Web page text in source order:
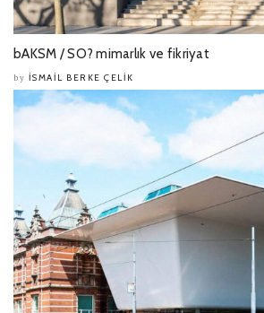
bAKSM / SO? mimarlık ve fikriyat
by İSMAIL BERKE ÇELIK